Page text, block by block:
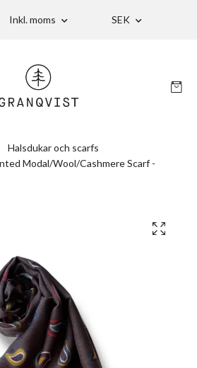
Inkl. moms SEK
Halsdukar och scarfs
Modal/Wool/Cashmere Scarf -